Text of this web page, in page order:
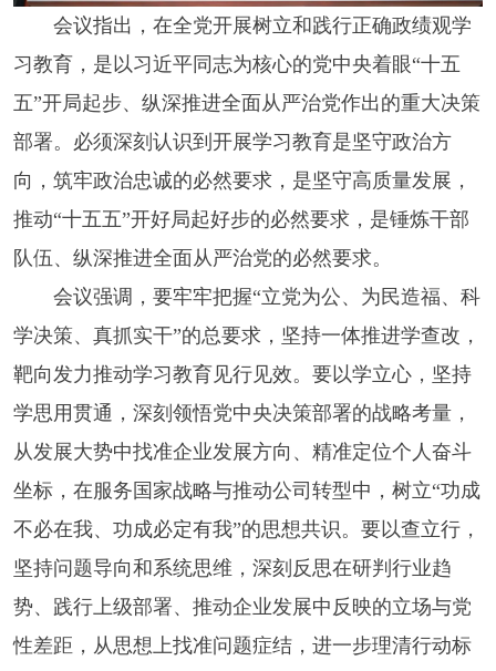
会议指出，在全党开展树立和践行正确政绩观学
习教育，是以习近平同志为核心的党中央着眼“十五
五”开局起步、纵深推进全面从严治党作出的重大决策
部署。必须深刻认识到开展学习教育是坚守政治方
向，筑牢政治忠诚的必然要求，是坚守高质量发展，
推动“十五五”开好局起好步的必然要求，是锤炼干部
队伍、纵深推进全面从严治党的必然要求。
会议强调，要牢牢把握“立党为公、为民造福、科
学决策、真抓实干”的总要求，坚持一体推进学查改，
靶向发力推动学习教育见行见效。要以学立心，坚持
学思用贯通，深刻领悟党中央决策部署的战略考量，
从发展大势中找准企业发展方向、精准定位个人奋斗
坐标，在服务国家战略与推动公司转型中，树立“功成
不必在我、功成必定有我”的思想共识。要以查立行，
坚持问题导向和系统思维，深刻反思在研判行业趋
势、践行上级部署、推动企业发展中反映的立场与党
性差距，从思想上找准问题症结，进一步理清行动标